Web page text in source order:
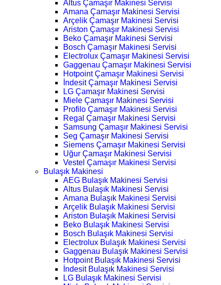
Altus Çamaşır Makinesi Servisi
Amana Çamaşır Makinesi Servisi
Arçelik Çamaşır Makinesi Servisi
Ariston Çamaşır Makinesi Servisi
Beko Çamaşır Makinesi Servisi
Bosch Çamaşır Makinesi Servisi
Electrolux Çamaşır Makinesi Servisi
Gaggenau Çamaşır Makinesi Servisi
Hotpoint Çamaşır Makinesi Servisi
İndesit Çamaşır Makinesi Servisi
LG Çamaşır Makinesi Servisi
Miele Çamaşır Makinesi Servisi
Profilo Çamaşır Makinesi Servisi
Regal Çamaşır Makinesi Servisi
Samsung Çamaşır Makinesi Servisi
Seg Çamaşır Makinesi Servisi
Siemens Çamaşır Makinesi Servisi
Uğur Çamaşır Makinesi Servisi
Vestel Çamaşır Makinesi Servisi
Bulaşık Makinesi
AEG Bulaşık Makinesi Servisi
Altus Bulaşık Makinesi Servisi
Amana Bulaşık Makinesi Servisi
Arçelik Bulaşık Makinesi Servisi
Ariston Bulaşık Makinesi Servisi
Beko Bulaşık Makinesi Servisi
Bosch Bulaşık Makinesi Servisi
Electrolux Bulaşık Makinesi Servisi
Gaggenau Bulaşık Makinesi Servisi
Hotpoint Bulaşık Makinesi Servisi
İndesit Bulaşık Makinesi Servisi
LG Bulaşık Makinesi Servisi